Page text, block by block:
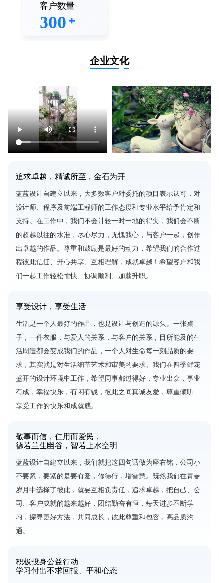
客户数量
300 +
企业文化
追求卓越，精诚所至，金石为开
蓝蓝设计自建立以来，大多数客户对委托的项目表示认可，对
设计师、程序及前端工程师的工作态度和专业水平给予肯定和
支持。在工作中，我们不会计较一时一地的得失，我们会不断
的超越以往的水准，尽心尽力，无愧我心，与客户一起，创作
出卓越的作品。尊重和鼓励是最好的动力，希望我们的合作过
程彼此信任、开心共享、互相理解，成就卓越！希望客户和我
们一起工作轻松愉快、协调顺利、加薪升职。
享受设计，享受生活
生活是一个人最好的作品，也是设计与创造的源头。一张桌
子，一件衣服，与爱人的关系，与客户的关系，目所能及的生
活周遭都会变成我们的作品，一个人对生命每一刻品质的要
求，其实就是对生活细节艺术和审美的要求。我们在四季鲜花
盛开的设计环境中工作，希望同事都过得好，专业出众，事业
有成，幸福快乐，有闲有钱，彼此之间真诚友爱，尊重倾听，
享受工作的快乐和成就感。
敬事而信，仁用而爱民，
德若兰生幽谷，智若止水空明
蓝蓝设计自建立以来，我们就把这四句话做为座右铭，公司小
不要紧，要紧的是要有爱，修德行，增智慧。既然我们在青春
岁月中选择了彼此，就要互相负责任，追求卓越，把自己、公
司、客户成就的越来越好，团结勤奋有恒，每天进步不断学
习，探寻更好方法，共同成长，彼此尊重和包容，高品质沟
通。
积极投身公益行动
学习付出不求回报、平和心态